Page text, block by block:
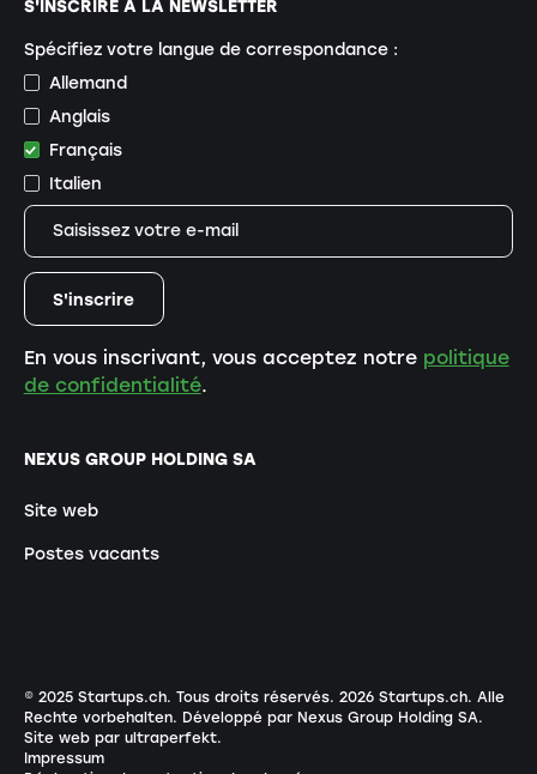
NEXUS GROUP HOLDING SA
Site web
Postes vacants
S'INSCRIRE À LA NEWSLETTER
Spécifiez votre langue de correspondance :
Allemand
Anglais
Français
Italien
En vous inscrivant, vous acceptez notre politique
de confidentialité.
© 2025 Startups.ch. Tous droits réservés. 2026Startups.ch. Alle
Rechte vorbehalten. Développé par Nexus Group Holding SA.
Site web par ultraperfekt.
Impressum